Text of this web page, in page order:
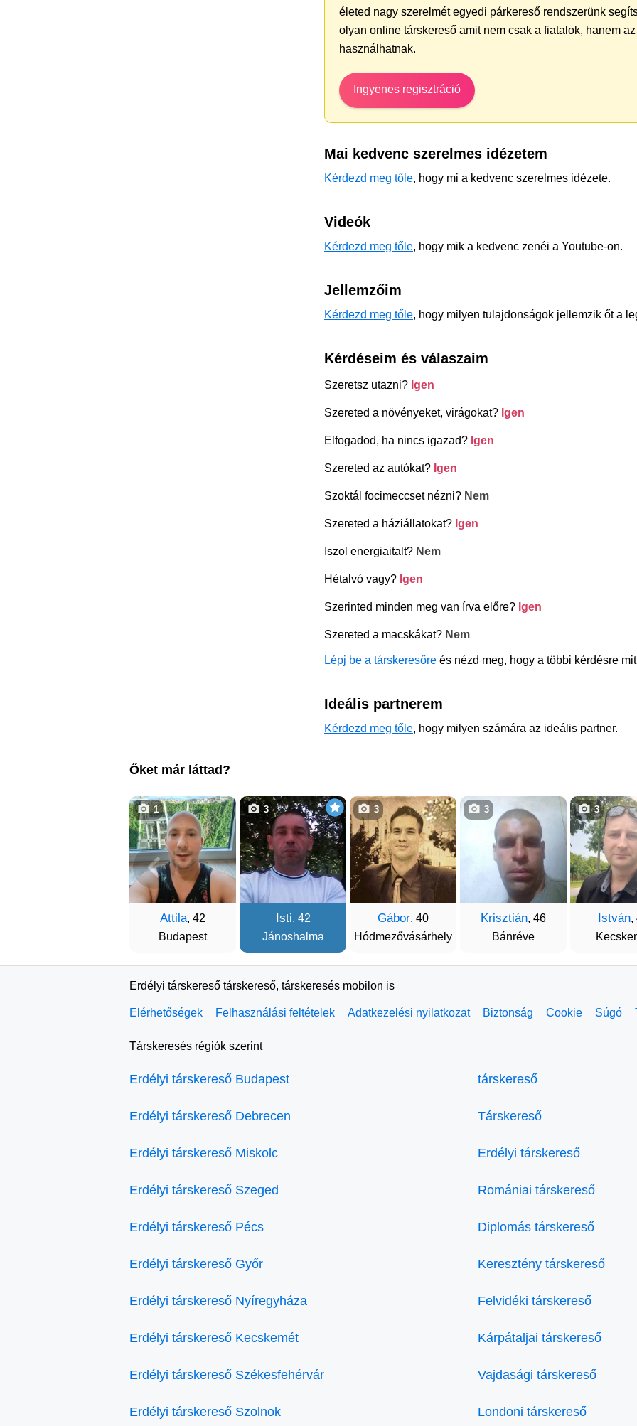
életed nagy szerelmét egyedi párkereső rendszerünk
olyan online társkereső amit nem csak a fiatalok, hanem
használhatnak.
Ingyenes regisztráció
Mai kedvenc szerelmes idézetem
Kérdezd meg tőle, hogy mi a kedvenc szerelmes idézete.
Videók
Kérdezd meg tőle, hogy mik a kedvenc zenéi a Youtube-on.
Jellemzőim
Kérdezd meg tőle, hogy milyen tulajdonságok jellemzik őt a
Kérdéseim és válaszaim
Szeretsz utazni? Igen
Szereted a növényeket, virágokat? Igen
Elfogadod, ha nincs igazad? Igen
Szereted az autókat? Igen
Szoktál focimeccset nézni? Nem
Szereted a háziállatokat? Igen
Iszol energiaitalt? Nem
Hétalvó vagy? Igen
Szerinted minden meg van írva előre? Igen
Szereted a macskákat? Nem
Lépj be a társkeresőre és nézd meg, hogy a többi kérdésre
Ideális partnerem
Kérdezd meg tőle, hogy milyen számára az ideális partner.
Őket már láttad?
Attila, 42
Budapest
1
Isti, 42
Jánoshalma
3
Gábor, 40
Hódmezővásárhely
3
Krisztián, 46
Bánréve
3
István,
3
Erdélyi társkereső társkereső, társkeresés mobilon is
Elérhetőségek Felhasználási feltételek Adatkezelési nyilatkozat Biztonság Cookie Súgó
Társkeresés régiók szerint
Erdélyi társkereső Budapest
Erdélyi társkereső Debrecen
Erdélyi társkereső Miskolc
Erdélyi társkereső Szeged
Erdélyi társkereső Pécs
Erdélyi társkereső Győr
Erdélyi társkereső Nyíregyháza
Erdélyi társkereső Kecskemét
Erdélyi társkereső Székesfehérvár
Erdélyi társkereső Szolnok
társkereső
Társkereső
Erdélyi társkereső
Romániai társkereső
Diplomás társkereső
Keresztény társkereső
Felvidéki társkereső
Kárpátaljai társkereső
Vajdasági társkereső
Londoni társkereső